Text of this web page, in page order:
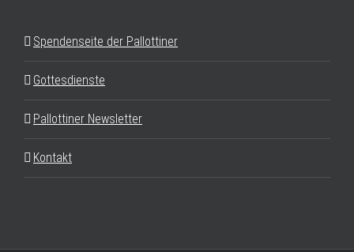
Spendenseite der Pallottiner
Gottesdienste
Pallottiner Newsletter
Kontakt